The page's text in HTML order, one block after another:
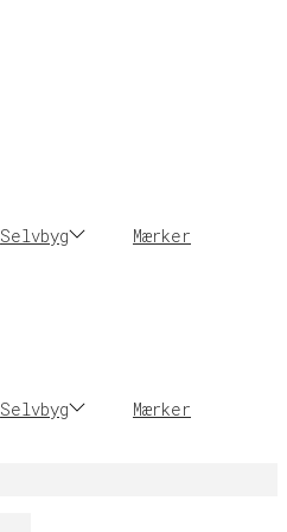
Selvbyg Mærker
Selvbyg Mærker